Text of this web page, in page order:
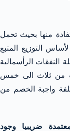
منها بحيث تحمل
التوزيع المتبع
النفقات الرأسمالية
من ثلاث الى خمس
واجبة الخصم من
ضريبيا وجود